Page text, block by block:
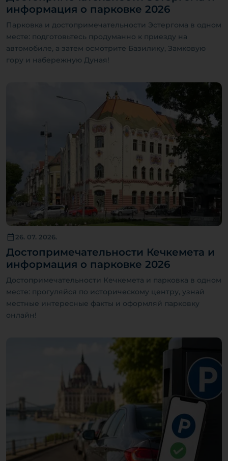
информация о парковке 2026
Парковка и достопримечательности Эстергома в одном
месте: подготовьтесь продуманно к приезду на
автомобиле, а затем осмотрите Базилику, Замковую
гору и набережную Дуная!
26. 07. 2026.
Достопримечательности Кечкемета и
информация о парковке 2026
Достопримечательности Кечкемета и парковка в одном
месте: прогуляйся по историческому центру, узнай
местные интересные факты и оформляй парковку
онлайн!